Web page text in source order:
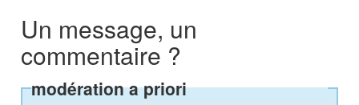
Un message, un
commentaire ?
modération a priori